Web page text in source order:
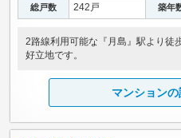
総戸数 242戸 築年
2路線利用可能な『月島』駅より徒
好立地です。
マンション